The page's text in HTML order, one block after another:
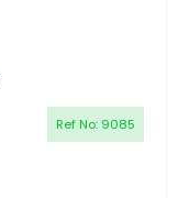
Ref No: 9085